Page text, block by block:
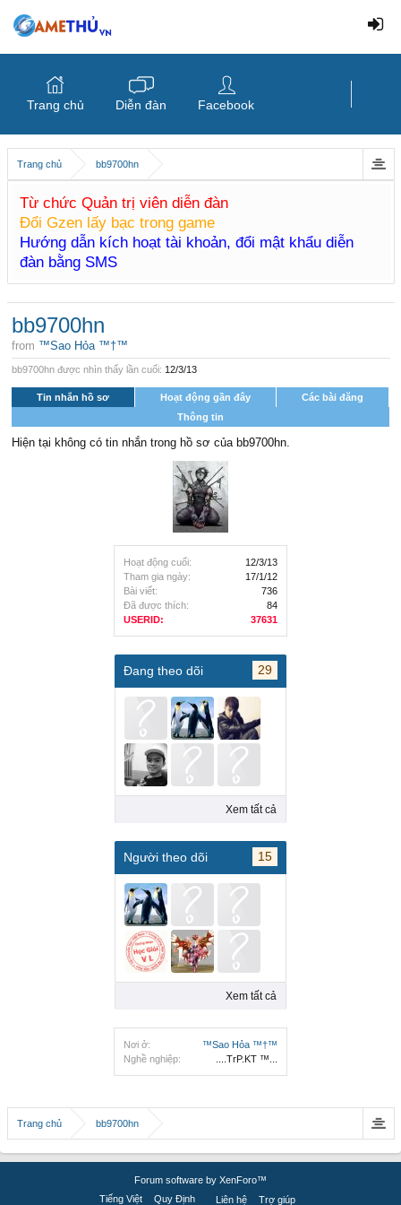
Trang chủ bb9700hn
Từ chức Quản trị viên diễn đàn
Đổi Gzen lấy bạc trong game
Hướng dẫn kích hoạt tài khoản, đổi mật khẩu diễn
đàn bằng SMS
Hoạt động cuối:
12/3/13
Tham gia ngày:
17/1/12
Bài viết:
736
Đã được thích:
84
USERID:
37631
Đang theo dõi 29
Xem tất cả
Người theo dõi 15
Xem tất cả
Nơi ở:
™Sao Hỏa ™†™
Nghề nghiệp:
....TrP.KT ™...
bb9700hn
from ™Sao Hỏa ™†™
bb9700hn được nhìn thấy lần cuối: 12/3/13
Tin nhắn hồ sơ Hoạt động gần đây
Các bài đăng
Thông tin
Hiện tại không có tin nhắn trong hồ sơ của bb9700hn.
Trang chủ bb9700hn
Trang chủ Diễn đàn Facebook
Forum software by XenForo™
Tiếng Việt
Quy Định Liên hệ Trợ giúp